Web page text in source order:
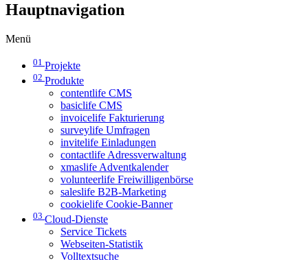
Hauptnavigation
Menü
01 Projekte
02 Produkte
contentlife CMS
basiclife CMS
invoicelife Fakturierung
surveylife Umfragen
invitelife Einladungen
contactlife Adressverwaltung
xmaslife Adventkalender
volunteerlife Freiwilligenbörse
saleslife B2B-Marketing
cookielife Cookie-Banner
03 Cloud-Dienste
Service Tickets
Webseiten-Statistik
Volltextsuche